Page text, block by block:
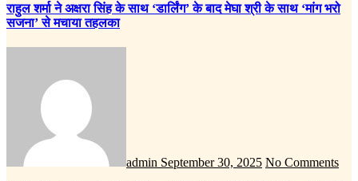
राहुल शर्मा ने अक्षरा सिंह के साथ ‘डार्लिंग’ के बाद मेघा श्री के साथ ‘मांग भरो
सजना’ से मचाया तहलका
admin September 30, 2025 No Comments